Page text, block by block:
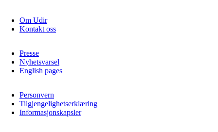
Om Udir
Kontakt oss
Presse
Nyhetsvarsel
English pages
Personvern
Tilgjengelighetserklæring
Informasjonskapsler